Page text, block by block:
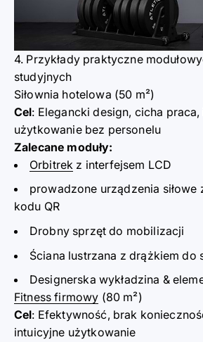
4. Przykłady praktyczne
studyjnych
Siłownia hotelowa (50 m²)
Cel: Elegancki design, cicha
użytkowanie bez personelu
Zalecane moduły:
Orbitrek z interfejsem LCD
prowadzone urządzenia siłowe
kodu QR
Drobny sprzęt do mobilizacji
Ściana lustrzana z drążkiem do
Designerska wykładzina &
Fitness firmowy (80 m²)
Cel: Efektywność, brak
intuicyjne użytkowanie